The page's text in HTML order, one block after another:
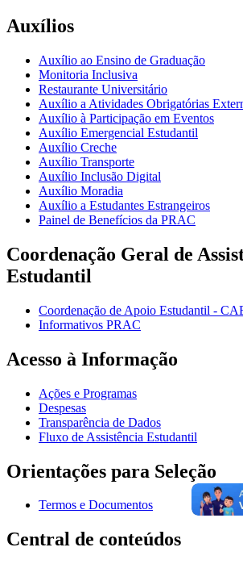
Auxílios
Auxílio ao Ensino de Graduação
Monitoria Inclusiva
Restaurante Universitário
Auxílio a Atividades Obrigatórias
Auxílio à Participação em Eventos
Auxílio Emergencial Estudantil
Auxílio Creche
Auxílio Transporte
Auxílio Inclusão Digital
Auxílio Moradia
Auxílio a Estudantes Estrangeiros
Painel de Benefícios da PRAC
Coordenação Geral de
Estudantil
Coordenação de Apoio Estudantil -
Informativos PRAC
Acesso à Informação
Ações e Programas
Despesas
Transparência de Dados
Fluxo de Assistência Estudantil
Orientações para Seleção
Termos e Documentos
Central de conteúdos